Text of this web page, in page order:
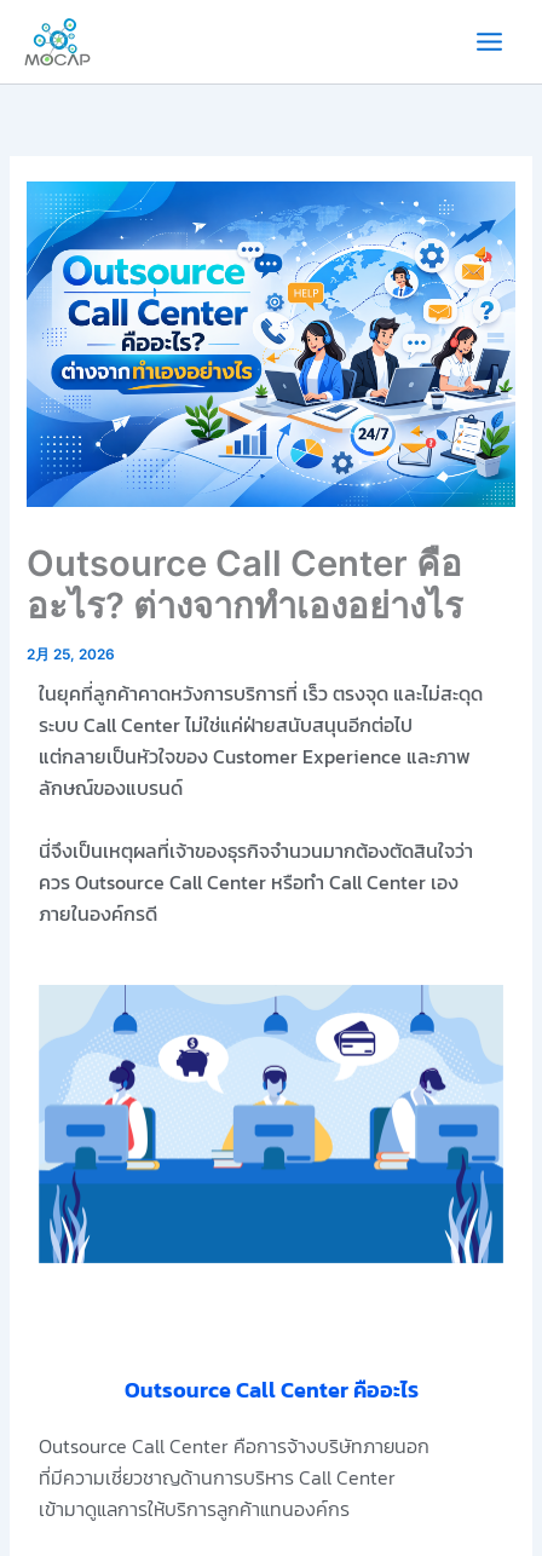
Outsource Call Center คือ
อะไร? ต่างจากทำเองอย่างไร
2月 25, 2026
ในยุคที่ลูกค้าคาดหวังการบริการที่ เร็ว ตรงจุด และไม่สะดุด
ระบบ Call Center ไม่ใช่แค่ฝ่ายสนับสนุนอีกต่อไป
แต่กลายเป็นหัวใจของ Customer Experience และภาพ
ลักษณ์ของแบรนด์
นี่จึงเป็นเหตุผลที่เจ้าของธุรกิจจำนวนมากต้องตัดสินใจว่า
ควร Outsource Call Center หรือทำ Call Center เอง
ภายในองค์กรดี
Outsource Call Center คืออะไร
Outsource Call Center คือการจ้างบริษัทภายนอก
ที่มีความเชี่ยวชาญด้านการบริหาร Call Center
เข้ามาดูแลการให้บริการลูกค้าแทนองค์กร